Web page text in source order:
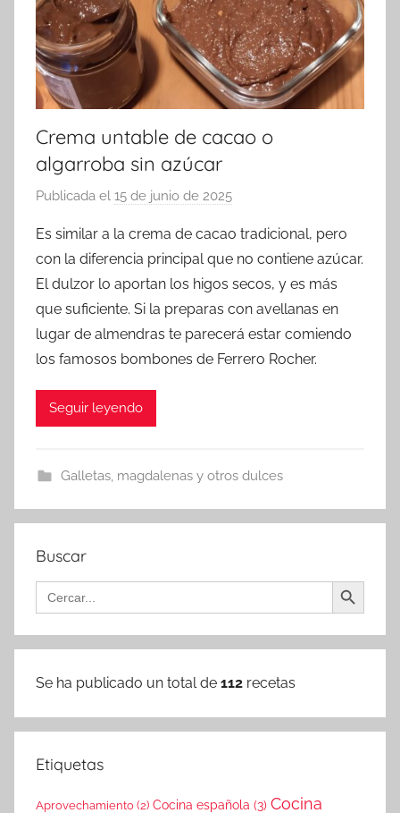
Crema untable de cacao o
algarroba sin azúcar
Publicada el 15 de junio de 2025
r
a
d
m
i
n
Es similar a la crema de cacao tradicional, pero
con la diferencia principal que no contiene azúcar.
El dulzor lo aportan los higos secos, y es más
que suficiente. Si la preparas con avellanas en
lugar de almendras te parecerá estar comiendo
los famosos bombones de Ferrero Rocher.
Seguir leyendo
Galletas, magdalenas y otros dulces
Buscar
Buscar: Botón de búsqueda
Se ha publicado un total de 112 recetas
Etiquetas
Aprovechamiento (2) Cocina española (3) Cocina